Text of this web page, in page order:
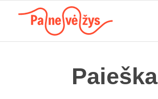
Paieška